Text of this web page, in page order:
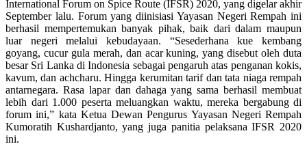
International Forum on Spice Route (IFSR) 2020, yang digelar akhir
September lalu. Forum yang diinisiasi Yayasan Negeri Rempah ini
berhasil mempertemukan banyak pihak, baik dari dalam maupun
luar negeri melalui kebudayaan. “Sesederhana kue kembang
goyang, cucur gula merah, dan acar kuning, yang disebut oleh duta
besar Sri Lanka di Indonesia sebagai pengaruh atas penganan kokis,
kavum, dan achcharu. Hingga kerumitan tarif dan tata niaga rempah
antarnegara. Rasa lapar dan dahaga yang sama berhasil membuat
lebih dari 1.000 peserta meluangkan waktu, mereka bergabung di
forum ini,” kata Ketua Dewan Pengurus Yayasan Negeri Rempah
Kumoratih Kushardjanto, yang juga panitia pelaksana IFSR 2020
ini.